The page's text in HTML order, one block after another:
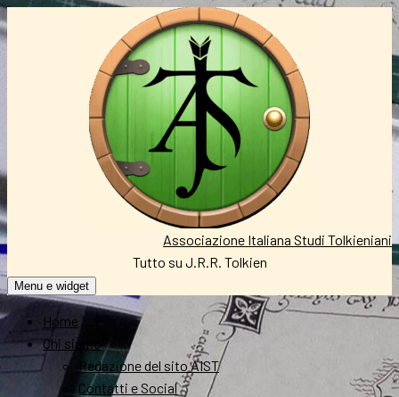
Vai
al
Associazione Italiana Studi Tolkieniani
Tutto su J.R.R. Tolkien
Menu e widget
Home
Chi siamo
Redazione del sito AIST
Contatti e Social